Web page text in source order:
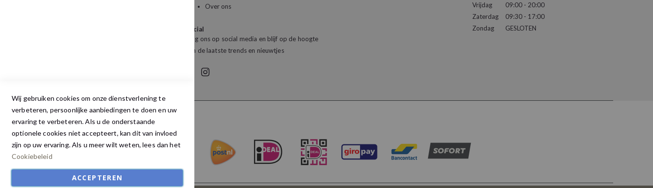
Over ons
Social
Volg ons op social media en blijf op de hoogte
van de laatste trends en nieuwtjes
Vrijdag
Zaterdag
Zondag
09:00 - 20:00
09:30 - 17:00
GESLOTEN
Wij gebruiken cookies om onze dienstverlening te
verbeteren, persoonlijke aanbiedingen te doen en uw
ervaring te verbeteren. Als u de onderstaande
optionele cookies niet accepteert, kan dit van invloed
zijn op uw ervaring. Als u meer wilt weten, lees dan het
Cookiebeleid
ACCEPTEREN